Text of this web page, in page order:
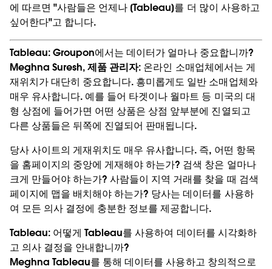
에 따르면 "사람들은 언제나 [Tableau]를 더 많이 사용하고
싶어한다"고 합니다.
Tableau:Groupon에서는 데이터가 얼마나 중요합니까?
Meghna Suresh, 제품 관리자: 온라인 소매업체에서는 게
재위치가 대단히 중요합니다. 흥미롭게도 일반 소매업체와
매우 유사합니다. 예를 들어 타겟이나 월마트 등 미국의 대
형 상점에 들어가면 어떤 상품은 상점 앞부분에 진열되고
다른 상품들은 뒤쪽에 진열되어 판매됩니다.
당사 사이트의 게재위치도 매우 유사합니다. 즉, 어떤 항목
을 홈페이지의 중앙에 게재해야 하는가? 검색 창은 얼마나
크게 만들어야 하는가? 사람들이 지역 거래를 찾을 때 검색
페이지에 맵을 배치해야 하는가? 당사는 데이터를 사용하
여 모든 의사 결정에 충분한 정보를 제공합니다.
Tableau: 어떻게 Tableau를 사용하여 데이터를 시각화하
고 의사 결정을 안내합니까?
Meghna Tableau를 통해 데이터를 사용하고 창의적으로